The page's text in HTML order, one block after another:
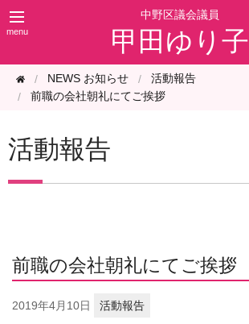
甲田ゆり子
NEWS お知らせ
活動報告
前職の会社朝礼にてご挨拶
活動報告
前職の会社朝礼にてご挨拶
2019年4月10日 活動報告